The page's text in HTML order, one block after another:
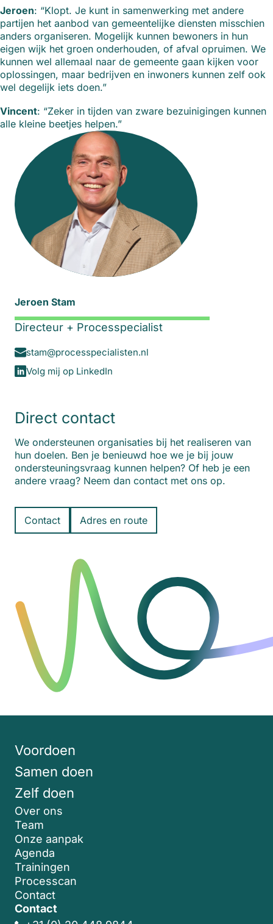
Jeroen: “Klopt. Je kunt in samenwerking met andere
partijen het aanbod van gemeentelijke diensten misschien
anders organiseren. Mogelijk kunnen bewoners in hun
eigen wijk het groen onderhouden, of afval opruimen. We
kunnen wel allemaal naar de gemeente gaan kijken voor
oplossingen, maar bedrijven en inwoners kunnen zelf ook
wel degelijk iets doen.”
Vincent: “Zeker in tijden van zware bezuinigingen kunnen
alle kleine beetjes helpen.”
Jeroen Stam
Directeur + Processpecialist
stam@processpecialisten.nl
Volg mij op LinkedIn
Direct contact
We ondersteunen organisaties bij het realiseren van
hun doelen. Ben je benieuwd hoe we je bij jouw
ondersteuningsvraag kunnen helpen? Of heb je een
andere vraag? Neem dan contact met ons op.
Contact Adres en route
Voordoen
Samen doen
Zelf doen
Over ons
Team
Onze aanpak
Agenda
Trainingen
Processcan
Contact
Contact